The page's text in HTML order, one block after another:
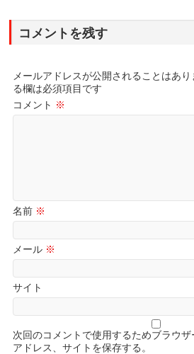
コメントを残す
メールアドレスが公開されることはあり
る欄は必須項目です
コメント ※
名前 ※
メール ※
サイト
次回のコメントで使用するためブラウ
アドレス、サイトを保存する。